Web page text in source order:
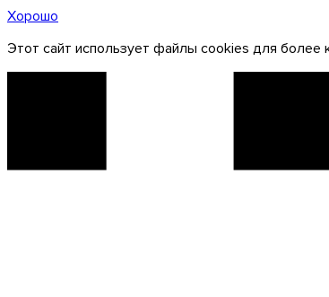
Хорошо
Этот сайт использует файлы cookies для более